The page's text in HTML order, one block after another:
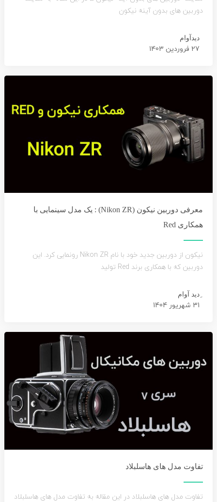
دوربین های بدون آینه نیکون
دیدآوام
27 فروردین 1403
معرفی دوربین نیکون (Nikon ZR) : یک مدل سینمایی با
همکاری Red
نیکون از دوربین جدید خود با نام Nikon ZR رونمایی کرد. این
دوربین که با همکاری برند Red تولید
ِدید آوام
31 شهریور 1404
تفاوت مدل های هاسلبلاد
تفاوت مدل های هاسلبلاد در این مقاله به تفاوت مدل های هاسلبلاد